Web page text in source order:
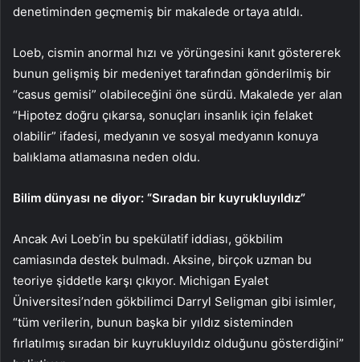
denetiminden geçmemiş bir makalede ortaya atıldı.
Loeb, cismin anormal hızı ve yörüngesini kanıt göstererek
bunun gelişmiş bir medeniyet tarafından gönderilmiş bir
“casus gemisi” olabileceğini öne sürdü. Makalede yer alan
“Hipotez doğru çıkarsa, sonuçları insanlık için felaket
olabilir” ifadesi, medyanın ve sosyal medyanın konuya
balıklama atlamasına neden oldu.
Bilim dünyası ne diyor: “Sıradan bir kuyrukluyıldız”
Ancak Avi Loeb’in bu spekülatif iddiası, gökbilim
camiasında destek bulmadı. Aksine, birçok uzman bu
teoriye şiddetle karşı çıkıyor. Michigan Eyalet
Üniversitesi’nden gökbilimci Darryl Seligman gibi isimler,
“tüm verilerin, bunun başka bir yıldız sisteminden
fırlatılmış sıradan bir kuyrukluyıldız olduğunu gösterdiğini”